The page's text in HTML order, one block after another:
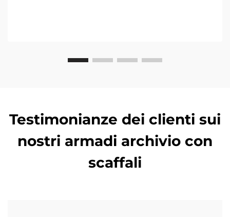
Testimonianze dei clienti sui
nostri armadi archivio con
scaffali